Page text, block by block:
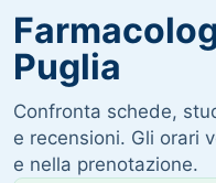
Puglia
Confronta schede,
e recensioni. Gli orari
e nella prenotazione.